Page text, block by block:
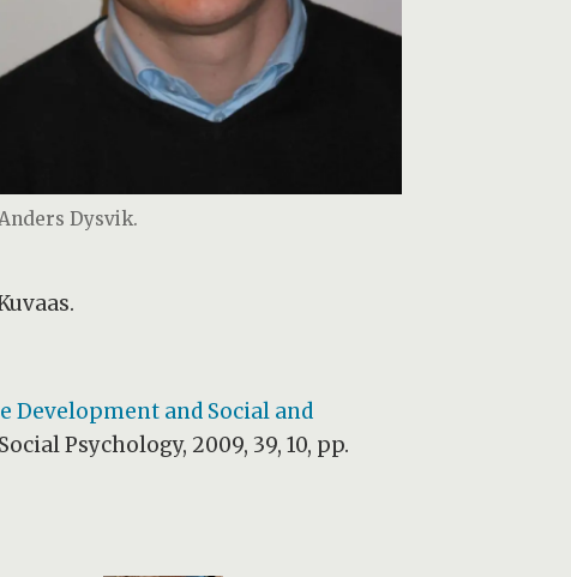
Dysvik.
Development and Social and
Psychology, 2009, 39, 10, pp.